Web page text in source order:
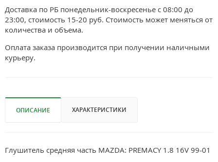
Доставка по РБ понедельник-воскресенье с 08:00 до
23:00, стоимость 15-20 руб. Стоимость может меняться от
количества и объема.
Оплата заказа производится при получении наличными
курьеру.
ОПИСАНИЕ ХАРАКТЕРИСТИКИ
Глушитель средняя часть MAZDA: PREMACY 1.8 16V 99-01